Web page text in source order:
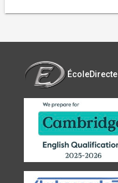
ÉcoleDirecte